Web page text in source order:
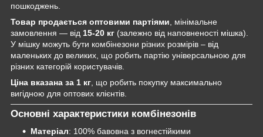
пошкоджень.
Товар продається оптовими партіями , мінімальне
замовлення — від 15-20 кг (залежно від наповненості мішка).
У мішку можуть бути комбінезони різних розмірів – від
маленьких до великих, що робить партію універсальною для
різних категорій користувачів.
Ціна вказана за 1 кг , що робить покупку максимально
вигідною для оптових клієнтів.
Основні характеристики комбінезонів
Матеріал: 100% бавовна з вогнестійкими